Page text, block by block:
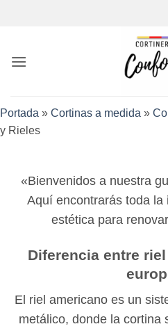
Portada » Cortinas a medida »
y Rieles
«Bienvenidos a nuestra
Aquí encontrarás toda la
estética para
Diferencia entre
El riel americano es un
metálico, donde la cortina